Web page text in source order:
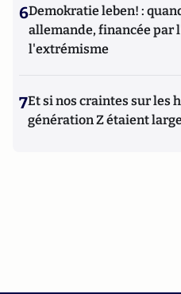
6Demokratie leben! :
allemande, financée par
l'extrémisme
7Et si nos craintes sur les
génération Z étaient